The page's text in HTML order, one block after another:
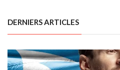
DERNIERS ARTICLES